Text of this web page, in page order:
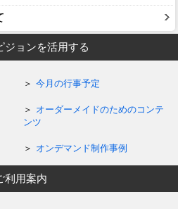
ジョンを活用する
今月の行事予定
オーダーメイドのためのコンテ
ンツ
オンデマンド制作事例
利用案内